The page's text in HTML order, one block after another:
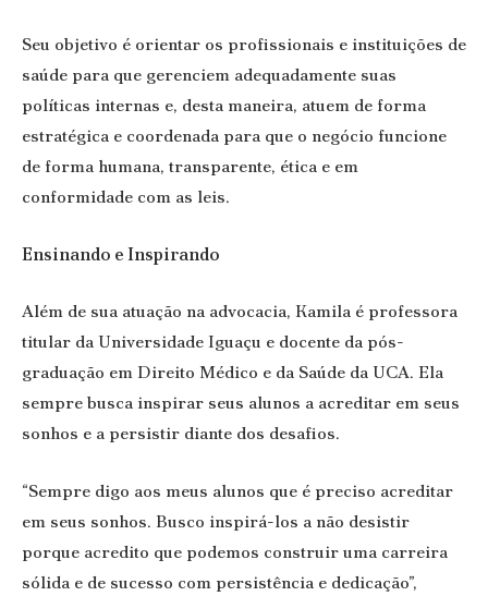
Seu objetivo é orientar os profissionais e instituições de
saúde para que gerenciem adequadamente suas
políticas internas e, desta maneira, atuem de forma
estratégica e coordenada para que o negócio funcione
de forma humana, transparente, ética e em
conformidade com as leis.
Ensinando e Inspirando
Além de sua atuação na advocacia, Kamila é professora
titular da Universidade Iguaçu e docente da pós-
graduação em Direito Médico e da Saúde da UCA. Ela
sempre busca inspirar seus alunos a acreditar em seus
sonhos e a persistir diante dos desafios.
“Sempre digo aos meus alunos que é preciso acreditar
em seus sonhos. Busco inspirá-los a não desistir
porque acredito que podemos construir uma carreira
sólida e de sucesso com persistência e dedicação”,